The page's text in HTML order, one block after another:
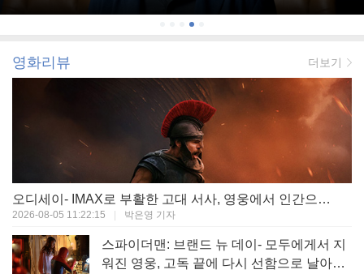
영화리뷰 더보기
오디세이- IMAX로 부활한 고대 서사, 영웅에서 인간으로의 귀환 (오락성 9 | 작품성 9)
2026-08-05 11:22:15 박은영 기자
스파이더맨: 브랜드 뉴 데이- 모두에게서 지
워진 영웅, 고독 끝에 다시 선함으로 날아오